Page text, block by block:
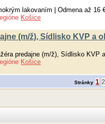
lakovaním | Odmena až 16
Košice
(m/ž), Sídlisko KVP a
predajne (m/ž), Sídlisko KVP
Košice
Stránky 1 2